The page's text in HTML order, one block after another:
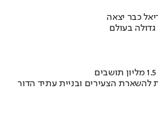
כבר יצאה
בעולם
להשארת הצעירים ובניית עתיד הדור